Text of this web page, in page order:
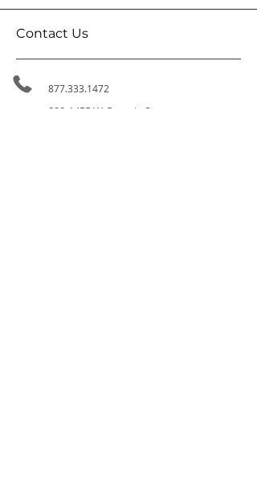
Contact Us
877.333.1472
800-1455 W Georgia St,